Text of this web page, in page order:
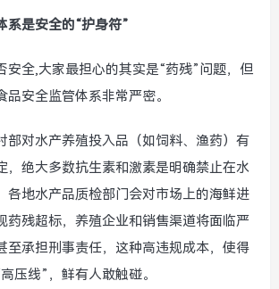
系是安全的“护身符”
安全,大家最担心的其实是“药残”问题，但
安全监管体系非常严密。
部对水产养殖投入品（如饲料、渔药）有
，绝大多数抗生素和激素是明确禁止在水
各地水产品质检部门会对市场上的海鲜进
药残超标，养殖企业和销售渠道将面临严
至承担刑事责任，这种高违规成本，使得
压线”，鲜有人敢触碰。